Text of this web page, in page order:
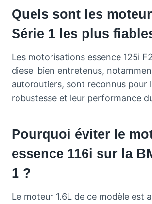
Quels sont les
Série 1 les plus
Les motorisations essence 125i
diesel bien entretenus,
autoroutiers, sont reconnus pour
robustesse et leur performance
Pourquoi éviter le
essence 116i sur la
1 ?
Le moteur 1.6L de ce modèle est